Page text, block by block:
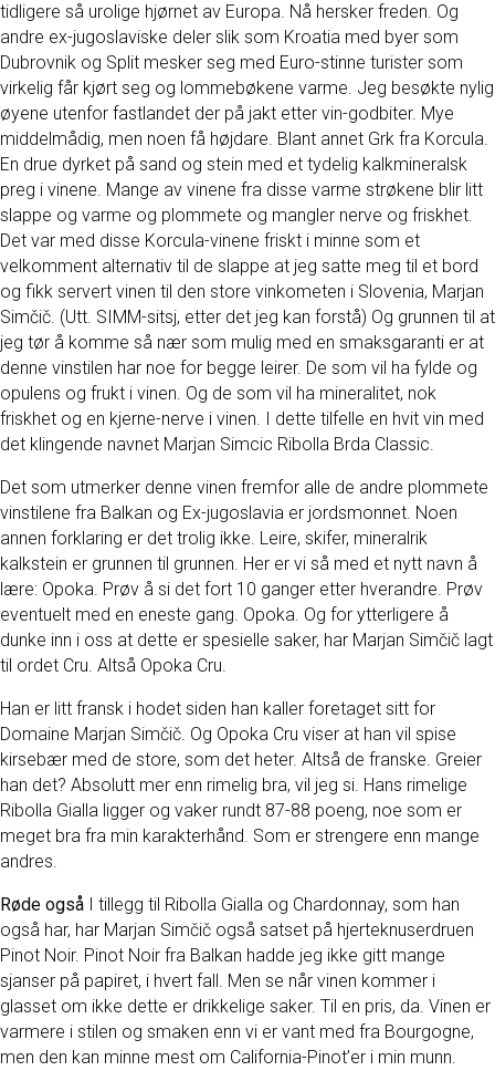
tidligere så urolige hjørnet av Europa. Nå hersker freden. Og
andre ex-jugoslaviske deler slik som Kroatia med byer som
Dubrovnik og Split mesker seg med Euro-stinne turister som
virkelig får kjørt seg og lommebøkene varme. Jeg besøkte nylig
øyene utenfor fastlandet der på jakt etter vin-godbiter. Mye
middelmådig, men noen få højdare. Blant annet Grk fra Korcula.
En drue dyrket på sand og stein med et tydelig kalkmineralsk
preg i vinene. Mange av vinene fra disse varme strøkene blir litt
slappe og varme og plommete og mangler nerve og friskhet.
Det var med disse Korcula-vinene friskt i minne som et
velkomment alternativ til de slappe at jeg satte meg til et bord
og fikk servert vinen til den store vinkometen i Slovenia, Marjan
Simčič. (Utt. SIMM-sitsj, etter det jeg kan forstå) Og grunnen til at
jeg tør å komme så nær som mulig med en smaksgaranti er at
denne vinstilen har noe for begge leirer. De som vil ha fylde og
opulens og frukt i vinen. Og de som vil ha mineralitet, nok
friskhet og en kjerne-nerve i vinen. I dette tilfelle en hvit vin med
det klingende navnet Marjan Simcic Ribolla Brda Classic.
Det som utmerker denne vinen fremfor alle de andre plommete
vinstilene fra Balkan og Ex-jugoslavia er jordsmonnet. Noen
annen forklaring er det trolig ikke. Leire, skifer, mineralrik
kalkstein er grunnen til grunnen. Her er vi så med et nytt navn å
lære: Opoka. Prøv å si det fort 10 ganger etter hverandre. Prøv
eventuelt med en eneste gang. Opoka. Og for ytterligere å
dunke inn i oss at dette er spesielle saker, har Marjan Simčič lagt
til ordet Cru. Altså Opoka Cru.
Han er litt fransk i hodet siden han kaller foretaget sitt for
Domaine Marjan Simčič. Og Opoka Cru viser at han vil spise
kirsebær med de store, som det heter. Altså de franske. Greier
han det? Absolutt mer enn rimelig bra, vil jeg si. Hans rimelige
Ribolla Gialla ligger og vaker rundt 87-88 poeng, noe som er
meget bra fra min karakterhånd. Som er strengere enn mange
andres.
Røde også I tillegg til Ribolla Gialla og Chardonnay, som han
også har, har Marjan Simčič også satset på hjerteknuserdruen
Pinot Noir. Pinot Noir fra Balkan hadde jeg ikke gitt mange
sjanser på papiret, i hvert fall. Men se når vinen kommer i
glasset om ikke dette er drikkelige saker. Til en pris, da. Vinen er
varmere i stilen og smaken enn vi er vant med fra Bourgogne,
men den kan minne mest om California-Pinot’er i min munn.